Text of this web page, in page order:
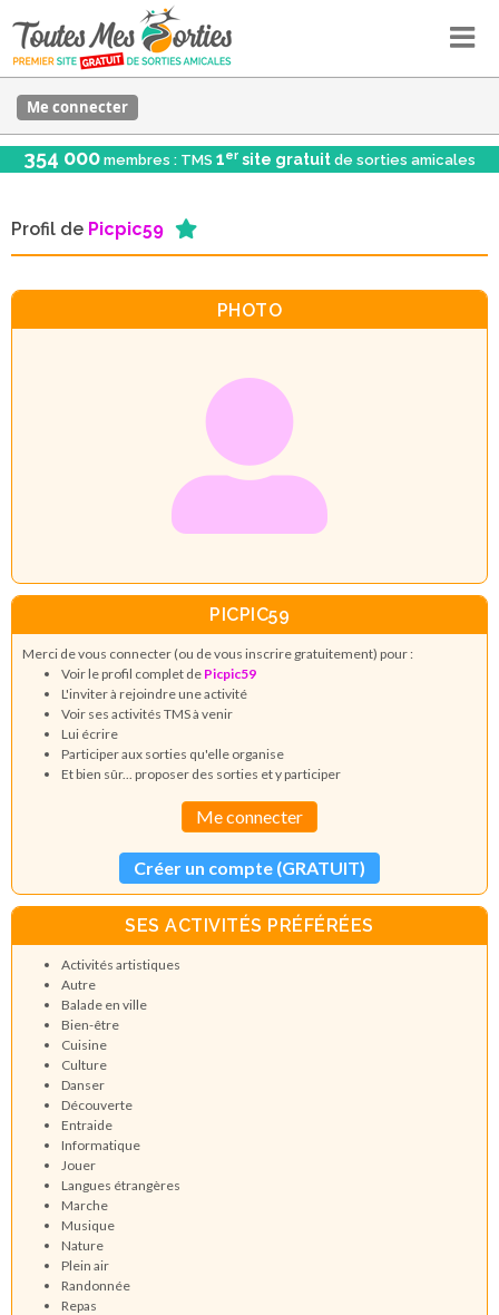
Me connecter
354 000 membres : TMS 1er site gratuit de sorties amicales
Profil de Picpic59
PHOTO
PICPIC59
Merci de vous connecter (ou de vous inscrire gratuitement) pour :
Voir le profil complet de Picpic59
L'inviter à rejoindre une activité
Voir ses activités TMS à venir
Lui écrire
Participer aux sorties qu'elle organise
Et bien sûr... proposer des sorties et y participer
Me connecter
Créer un compte (GRATUIT)
SES ACTIVITÉS PRÉFÉRÉES
Activités artistiques
Autre
Balade en ville
Bien-être
Cuisine
Culture
Danser
Découverte
Entraide
Informatique
Jouer
Langues étrangères
Marche
Musique
Nature
Plein air
Randonnée
Repas